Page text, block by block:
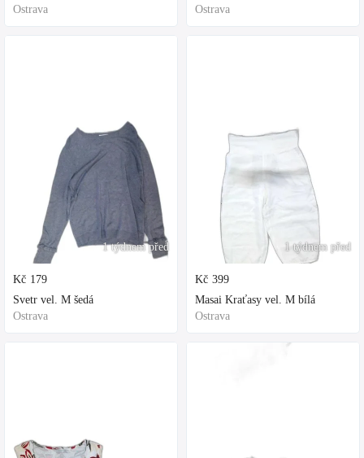
Ostrava
1 týdnem před
Kč 179
Svetr vel. M šedá
Ostrava
Ostrava
1 týdnem před
Kč 399
Masai Kraťasy vel. M bílá
Ostrava